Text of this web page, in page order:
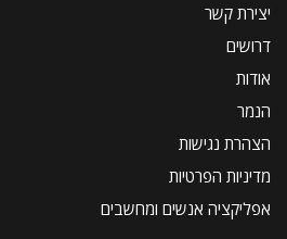
יצירת קשר
דרושים
אודות
הנמר
הצהרת נגישות
מדיניות הפרטיות
אפליקציה אנשים ומחשבים